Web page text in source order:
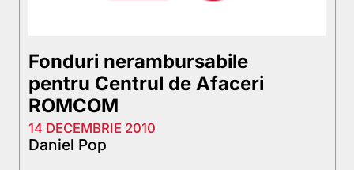
Fonduri nerambursabile
pentru Centrul de Afaceri
ROMCOM
14 DECEMBRIE 2010
Daniel Pop